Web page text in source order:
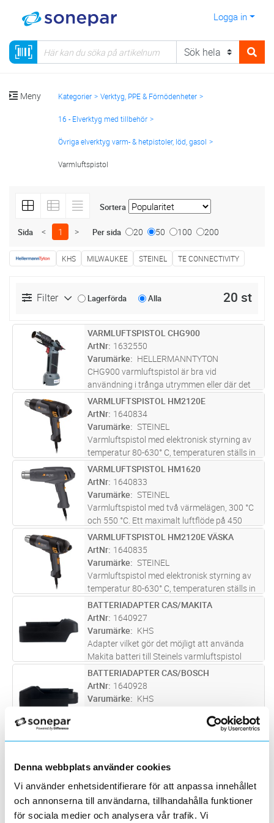
Denna webbplats använder cookies
Vi använder enhetsidentifierare för att anpassa innehållet
och annonserna till användarna, tillhandahålla funktioner
för sociala medier och analysera vår trafik. Vi
Logga in
Meny Kategorier Verktyg, PPE & Förnödenheter
16 - Elverktyg med tillbehör
Övriga elverktyg varm- & hetpistoler, löd, gasol
Varmluftspistol
Sortera
Sida < 1 > Per sida 20 50 100 200
KHS MILWAUKEE STEINEL TE CONNECTIVITY
Filter Lagerförda Alla 20 st
ST Lägg i kundvagn
VARMLUFTSPISTOL CHG900
ArtNr 1632550
Varumärke
HELLERMANNTYTON
CHG900 varmluftspistol är bra vid
användning i trånga utrymmen eller där det
inte finns något eluttag. Den passar för att
krympa alla typer av krympprodukter, slang,
formgods samt kabelreparationer.
ST Lägg i kundvagn
VARMLUFTSPISTOL HM2120E
ArtNr 1640834
Varumärke
STEINEL
Varmluftspistol med elektronisk styrning av
temperatur 80-630° C, temperaturen ställs in
via ett vred på baktill på pistolen. Luftflödet
150-500 l/min styrs via en 3-stegs brytare på
handtaget. Drift...läs mer
ST Lägg i kundvagn
VARMLUFTSPISTOL HM1620
ArtNr 1640833
Varumärke
STEINEL
Varmluftspistol med två värmelägen, 300 °C
och 550 °C. Ett maximalt luftflöde på 450
l/min möjliggör att många olika
arbetsmoment kan utföras, alltifrån torkning
av fogar, rengöring, upptining, lim-f
ST Lägg i kundvagn
VARMLUFTSPISTOL HM2120E VÄSKA
ArtNr 1640835
Varumärke
STEINEL
Varmluftspistol med elektronisk styrning av
temperatur 80-630° C, temperaturen ställs in
via ett vred på baktill på pistolen. Luftflödet
150-500 l/min styrs via en 3-stegs brytare på
handtaget. Drift...läs mer
ST Lägg i kundvagn
BATTERIADAPTER CAS/MAKITA
ArtNr 1640927
Varumärke
KHS
Adapter vilket gör det möjligt att använda
Makita batteri till Steinels varmluftspistol
MH5 (1640084) och limpistol MG5011
(1640396).
ST Lägg i kundvagn
BATTERIADAPTER CAS/BOSCH
ArtNr 1640928
Varumärke
KHS
Bosch batteri till Steinels varmluftspistol MH5
ST Lägg i kundvagn
VARMLUFTPISTOL M18 BHG-0
Varumärke MILWAUKEE
Kompakt varmluftspistol. Varmluftspistolen
uppnår 470°C. Uppnår driftstemperaturen på
6 sekunder. REDLINK™ elektroniskt
överbelastningsskydd i verktyg och batteri
ST Lägg i kundvagn
PIEZOTÄNDNING TILL CHG900